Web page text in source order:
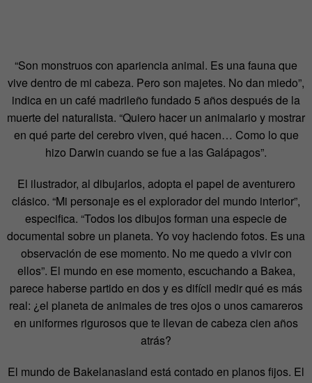
“Son monstruos con apariencia animal. Es una fauna que
vive dentro de mi cabeza. Pero son majetes. No dan miedo”,
indica en un café madrileño fundado 5 años después de la
muerte del naturalista. “Quiero hacer un animalario y mostrar
en qué parte del cerebro viven, qué hacen… Como lo que
hizo Darwin cuando se fue a las Galápagos”.
El ilustrador, al dibujarlos, adopta el papel de aventurero
clásico. “Mi personaje es el explorador del mundo interior”,
especifica. “Todos los dibujos forman una especie de
documental sobre un planeta. Yo voy haciendo fotos. Es una
observación de ese momento. No me quedo a vivir con
ellos”. El mundo en ese momento, escuchando a Bakea,
parece haberse partido en dos y es difícil medir qué es más
real: ¿el planeta de animales de tres ojos o unos camareros
en uniformes rigurosos que te llevan de cabeza cien años
atrás?
El mundo de Bakelanasland está contado en planos fijos. El